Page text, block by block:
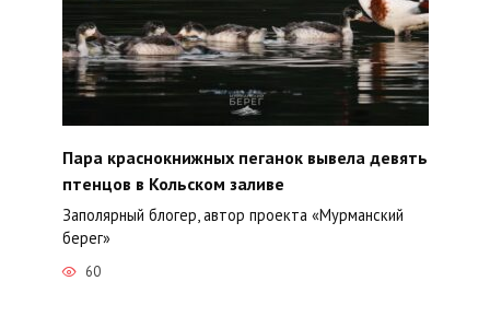
Пара краснокнижных пеганок вывела девять
птенцов в Кольском заливе
Заполярный блогер, автор проекта «Мурманский
берег»
60